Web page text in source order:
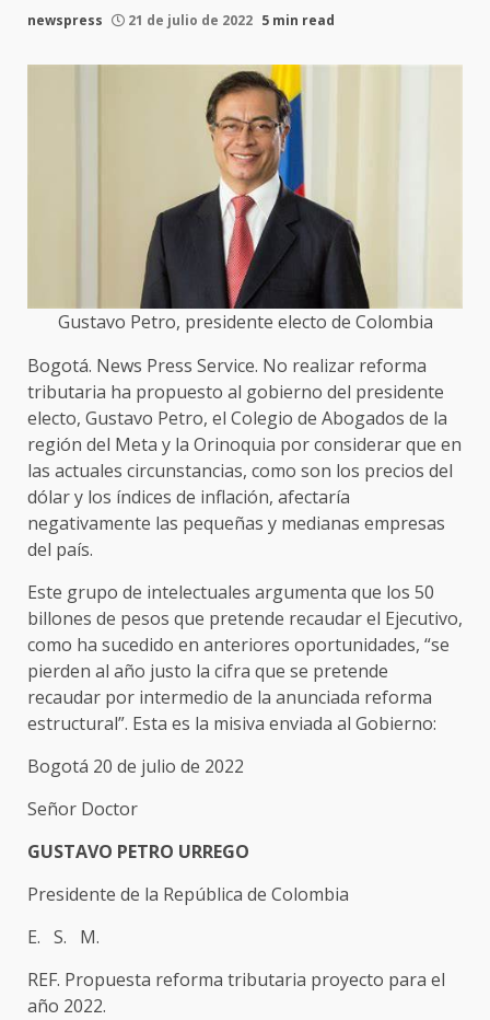
newspress 21 de julio de 2022 5 min read
Gustavo Petro, presidente electo de Colombia
Bogotá. News Press Service. No realizar reforma
tributaria ha propuesto al gobierno del presidente
electo, Gustavo Petro, el Colegio de Abogados de la
región del Meta y la Orinoquia por considerar que en
las actuales circunstancias, como son los precios del
dólar y los índices de inflación, afectaría
negativamente las pequeñas y medianas empresas
del país.
Este grupo de intelectuales argumenta que los 50
billones de pesos que pretende recaudar el Ejecutivo,
como ha sucedido en anteriores oportunidades, “se
pierden al año justo la cifra que se pretende
recaudar por intermedio de la anunciada reforma
estructural”. Esta es la misiva enviada al Gobierno:
Bogotá 20 de julio de 2022
Señor Doctor
GUSTAVO PETRO URREGO
Presidente de la República de Colombia
E. S. M.
REF. Propuesta reforma tributaria proyecto para el
año 2022.